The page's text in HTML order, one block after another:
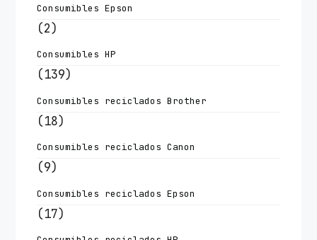
Consumibles Epson
(2)
Consumibles HP
(139)
Consumibles reciclados Brother
(18)
Consumibles reciclados Canon
(9)
Consumibles reciclados Epson
(17)